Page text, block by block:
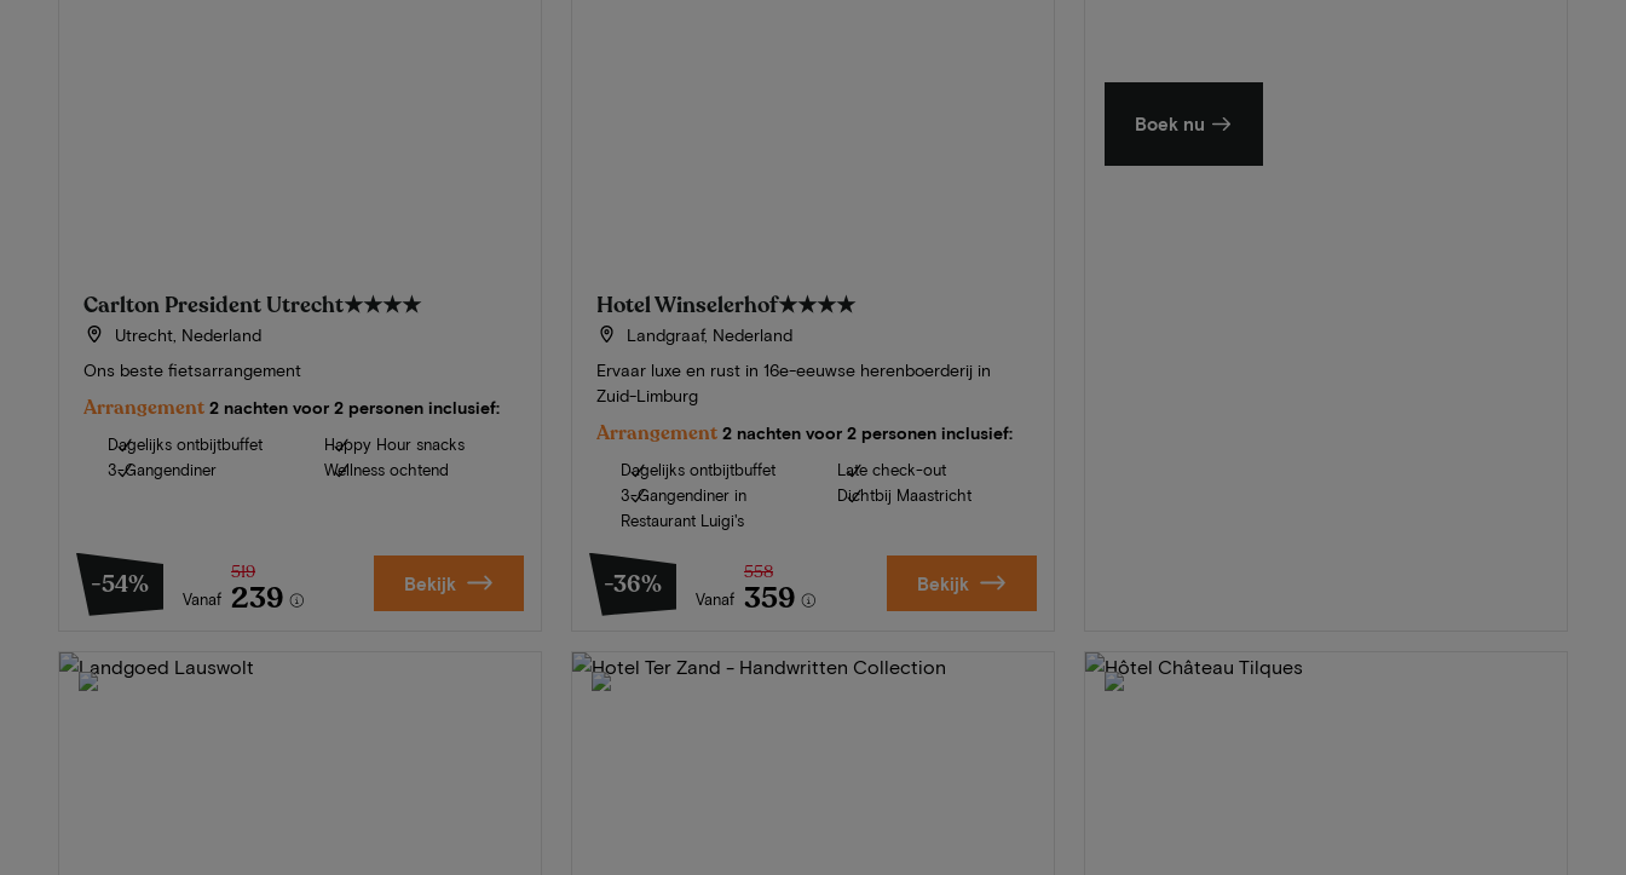
Carlton President Utrecht★★★★
Utrecht, Nederland
Ons beste fietsarrangement
Arrangement 2 nachten voor 2 personen inclusief:
Dagelijks ontbijtbuffet
3-Gangendiner
Happy Hour snacks
Wellness ochtend
-54% Vanaf
519
239 Bekijk
Hotel Winselerhof★★★★
Landgraaf, Nederland
Ervaar luxe en rust in 16e-eeuwse herenboerderij in
Zuid-Limburg
Arrangement 2 nachten voor 2 personen inclusief:
Dagelijks ontbijtbuffet
3-Gangendiner in
Restaurant Luigi's
Late check-out
Dichtbij Maastricht
-36% Vanaf
558
359 Bekijk
Boek nu